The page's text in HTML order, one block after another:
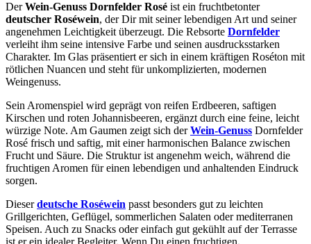
DerWein-Genuss Dornfelder Rosé ist ein fruchtbetonter
deutscher Roséwein, der Dir mit seiner lebendigen Art und seiner
angenehmen Leichtigkeit überzeugt. Die Rebsorte Dornfelder
verleiht ihm seine intensive Farbe und seinen ausdrucksstarken
Charakter. Im Glas präsentiert er sich in einem kräftigen Roséton mit
rötlichen Nuancen und steht für unkomplizierten, modernen
Weingenuss.
Sein Aromenspiel wird geprägt von reifen Erdbeeren, saftigen
Kirschen und roten Johannisbeeren, ergänzt durch eine feine, leicht
würzige Note. Am Gaumen zeigt sich derWein-Genuss Dornfelder
Rosé frisch und saftig, mit einer harmonischen Balance zwischen
Frucht und Säure. Die Struktur ist angenehm weich, während die
fruchtigen Aromen für einen lebendigen und anhaltenden Eindruck
sorgen.
Dieserdeutsche Roséwein passt besonders gut zu leichten
Grillgerichten, Geflügel, sommerlichen Salaten oder mediterranen
Speisen. Auch zu Snacks oder einfach gut gekühlt auf der Terrasse